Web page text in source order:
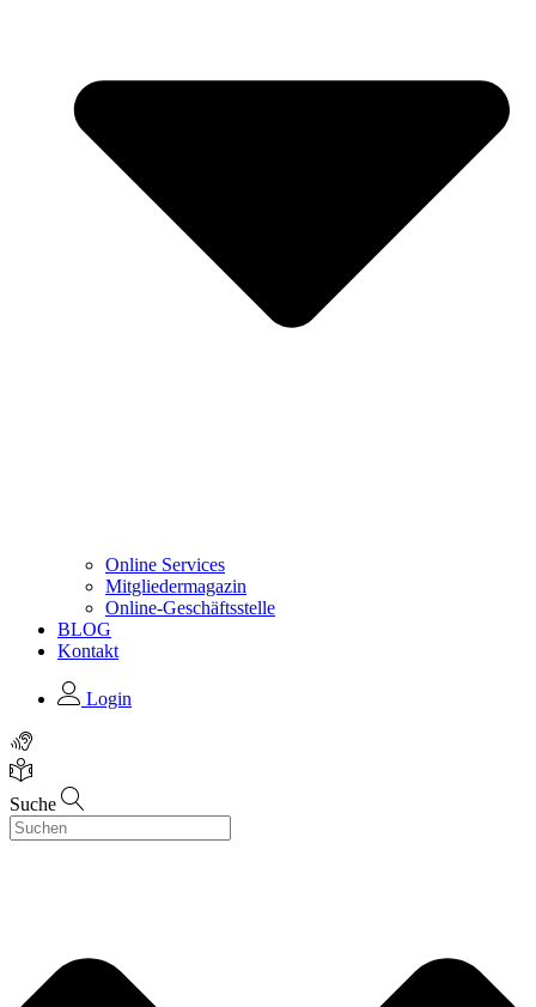
Online Services
Mitgliedermagazin
Online-Geschäftsstelle
BLOG
Kontakt
Login
Suche